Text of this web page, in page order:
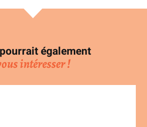
également
intéresser !